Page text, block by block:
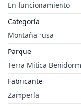
En funcionamiento
Categoría
Montaña rusa
Parque
Terra Mitica Benidorm
Fabricante
Zamperla